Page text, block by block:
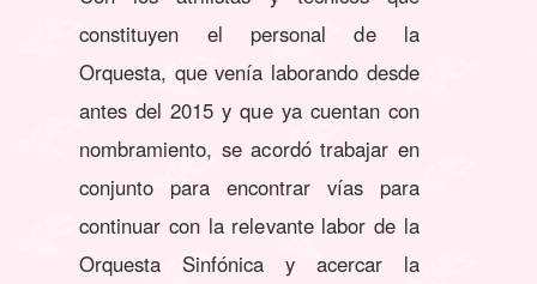
constituyen el personal de la
Orquesta, que venía laborando desde
antes del 2015 y que ya cuentan con
nombramiento, se acordó trabajar en
conjunto para encontrar vías para
continuar con la relevante labor de la
Orquesta Sinfónica y acercar la